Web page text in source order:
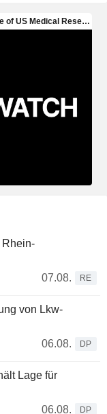
Rhein-
07.08.
RE
von Lkw-
06.08.
DP
Lage für
06.08.
DP